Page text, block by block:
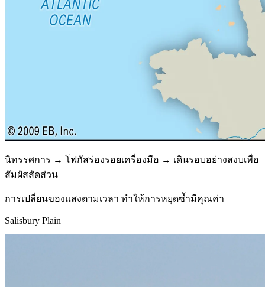
นิทรรศการ → โฟกัสร่องรอยเครื่องมือ → เดินรอบอย่างสงบเพื่อ
สัมผัสสัดส่วน
การเปลี่ยนของแสงตามเวลา ทำให้การหยุดซ้ำมีคุณค่า
Salisbury Plain